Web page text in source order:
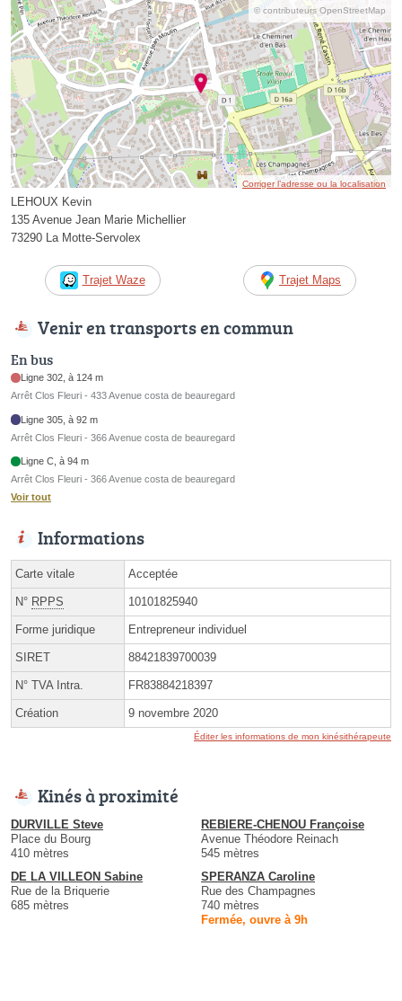
© contributeurs OpenStreetMap
Corriger l’adresse ou la localisation
LEHOUX Kevin
135 Avenue Jean Marie Michellier
73290 La Motte-Servolex
Trajet Waze Trajet Maps
Venir en transports en commun
En bus
Ligne 302, à 124 m
Arrêt Clos Fleuri - 433 Avenue costa de beauregard
Ligne 305, à 92 m
Arrêt Clos Fleuri - 366 Avenue costa de beauregard
Ligne C, à 94 m
Arrêt Clos Fleuri - 366 Avenue costa de beauregard
Voir tout
Informations
Carte vitale Acceptée
N° RPPS 10101825940
Forme juridique Entrepreneur individuel
SIRET 88421839700039
N° TVA Intra. FR83884218397
Création 9 novembre 2020
Éditer les informations de mon kinésithérapeute
Kinés à proximité
DURVILLE Steve
Place du Bourg
410 mètres
REBIERE-CHENOU Françoise
Avenue Théodore Reinach
545 mètres
DE LA VILLEON Sabine
Rue de la Briquerie
685 mètres
SPERANZA Caroline
Rue des Champagnes
740 mètres
Fermée, ouvre à 9h